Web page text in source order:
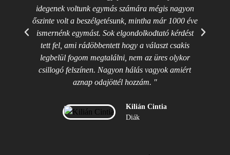
idegenek voltunk egymás számára mégis nagyon
őszinte volt a beszélgetésunk, mintha már 1000 éve
ismernénk egymást. Sok elgondolkodtató kérdést
tett fel, ami rádöbbentett hogy a választ csakis
legbelül fogom megtalálni, nem az üres olykor
csillogó felszínen. Nagyon hálás vagyok amiért
aznap odajöttél hozzám. "
Kilián Cintia
Diák